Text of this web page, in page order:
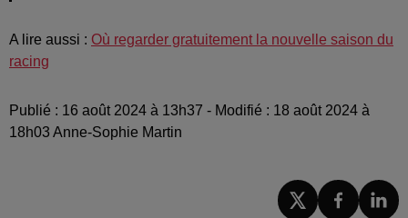
A lire aussi : Où regarder gratuitement la nouvelle saison du
racing
Publié : 16 août 2024 à 13h37 - Modifié : 18 août 2024 à
18h03 Anne-Sophie Martin